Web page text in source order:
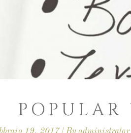
POPULAR
19, 2017 By administrator